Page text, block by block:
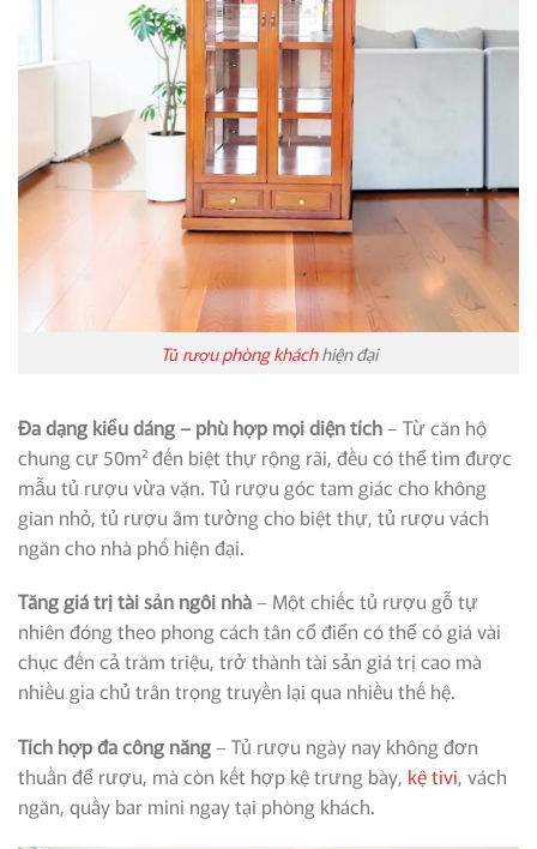
Tủ rượu phòng kháchhiện đại
Đa dạng kiểu dáng – phù hợp mọi diện tích– Từ căn hộ
chung cư 50m² đến biệt thự rộng rãi, đều có thể tìm được
mẫu tủ rượu vừa vặn. Tủ rượu góc tam giác cho không
gian nhỏ, tủ rượu âm tường cho biệt thự, tủ rượu vách
ngăn cho nhà phố hiện đại.
Tăng giá trị tài sản ngôi nhà– Một chiếc tủ rượu gỗ tự
nhiên đóng theo phong cách tân cổ điển có thể có giá vài
chục đến cả trăm triệu, trở thành tài sản giá trị cao mà
nhiều gia chủ trân trọng truyền lại qua nhiều thế hệ.
Tích hợp đa công năng– Tủ rượu ngày nay không đơn
thuần để rượu, mà còn kết hợp kệ trưng bày, kệ tivi, vách
ngăn, quầy bar mini ngay tại phòng khách.